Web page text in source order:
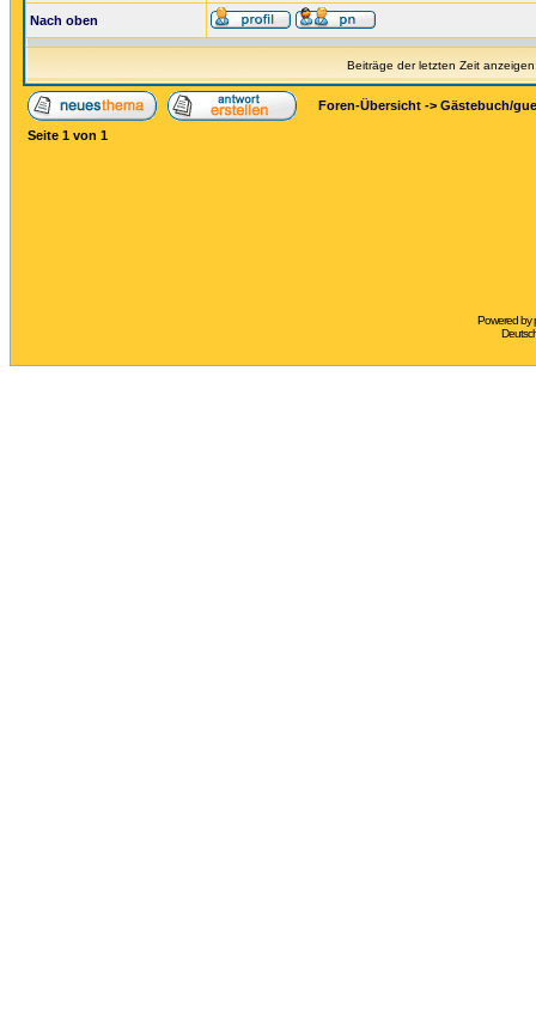
Nach oben
Beiträge der letzten Zeit
Foren-Übersicht -> Gästebuch/
Seite 1 von 1
Powered by